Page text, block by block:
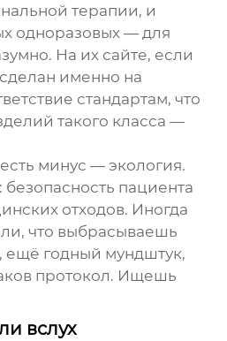
терапии, и
одноразовых — для
На их сайте, если
именно на
стандартам, что
такого класса —
минус — экология.
безопасность пациента
отходов. Иногда
что выбрасываешь
ещё годный мундштук,
протокол. Ищешь
вслух